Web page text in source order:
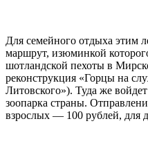
Для семейного отдыха этим
маршрут, изюминкой
шотландской пехоты в
реконструкция «Горцы на
Литовского»). Туда же
зоопарка страны.
взрослых — 100 рублей, для